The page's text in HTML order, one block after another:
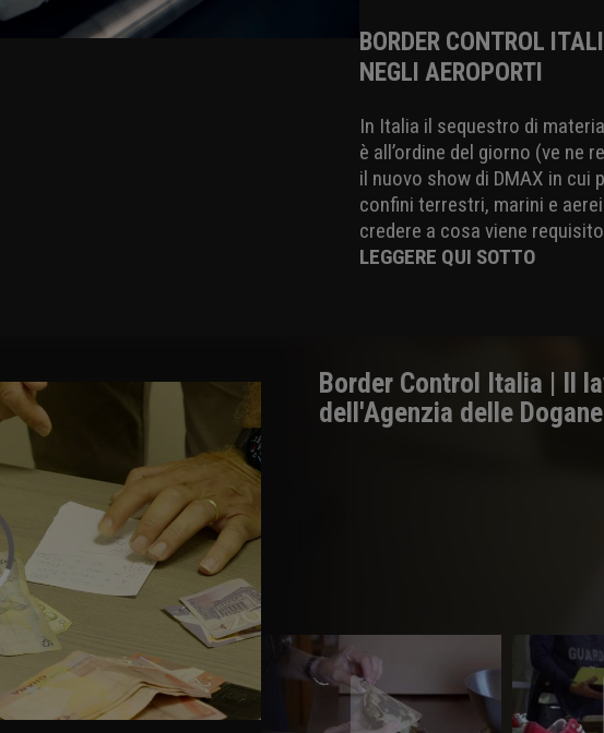
BORDER CONTROL
NEGLI AEROPORTI
In Italia il sequestro di
è all’ordine del giorno (ve ne
il nuovo show di DMAX in cui
confini terrestri, marini e
credere a cosa viene
LEGGERE QUI SOTTO
Border Control Italia | Il
dell'Agenzia delle